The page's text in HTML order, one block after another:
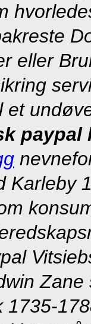
eller
et
paypal
Karleby
1735-